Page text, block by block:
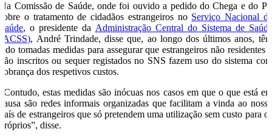
Na Comissão de Saúde, onde foi ouvido a pedido do Chega e do PS
sobre o tratamento de cidadãos estrangeiros no Serviço Nacional de
Saúde, o presidente da Administração Central do Sistema de Saúde
(ACSS), André Trindade, disse que, ao longo dos últimos anos, têm
sido tomadas medidas para assegurar que estrangeiros não residentes e
não inscritos ou sequer registados no SNS fazem uso do sistema com
cobrança dos respetivos custos.
“Contudo, estas medidas são inócuas nos casos em que o que está em
causa são redes informais organizadas que facilitam a vinda ao nosso
país de estrangeiros que só pretendem uma utilização sem custo para os
próprios”, disse.